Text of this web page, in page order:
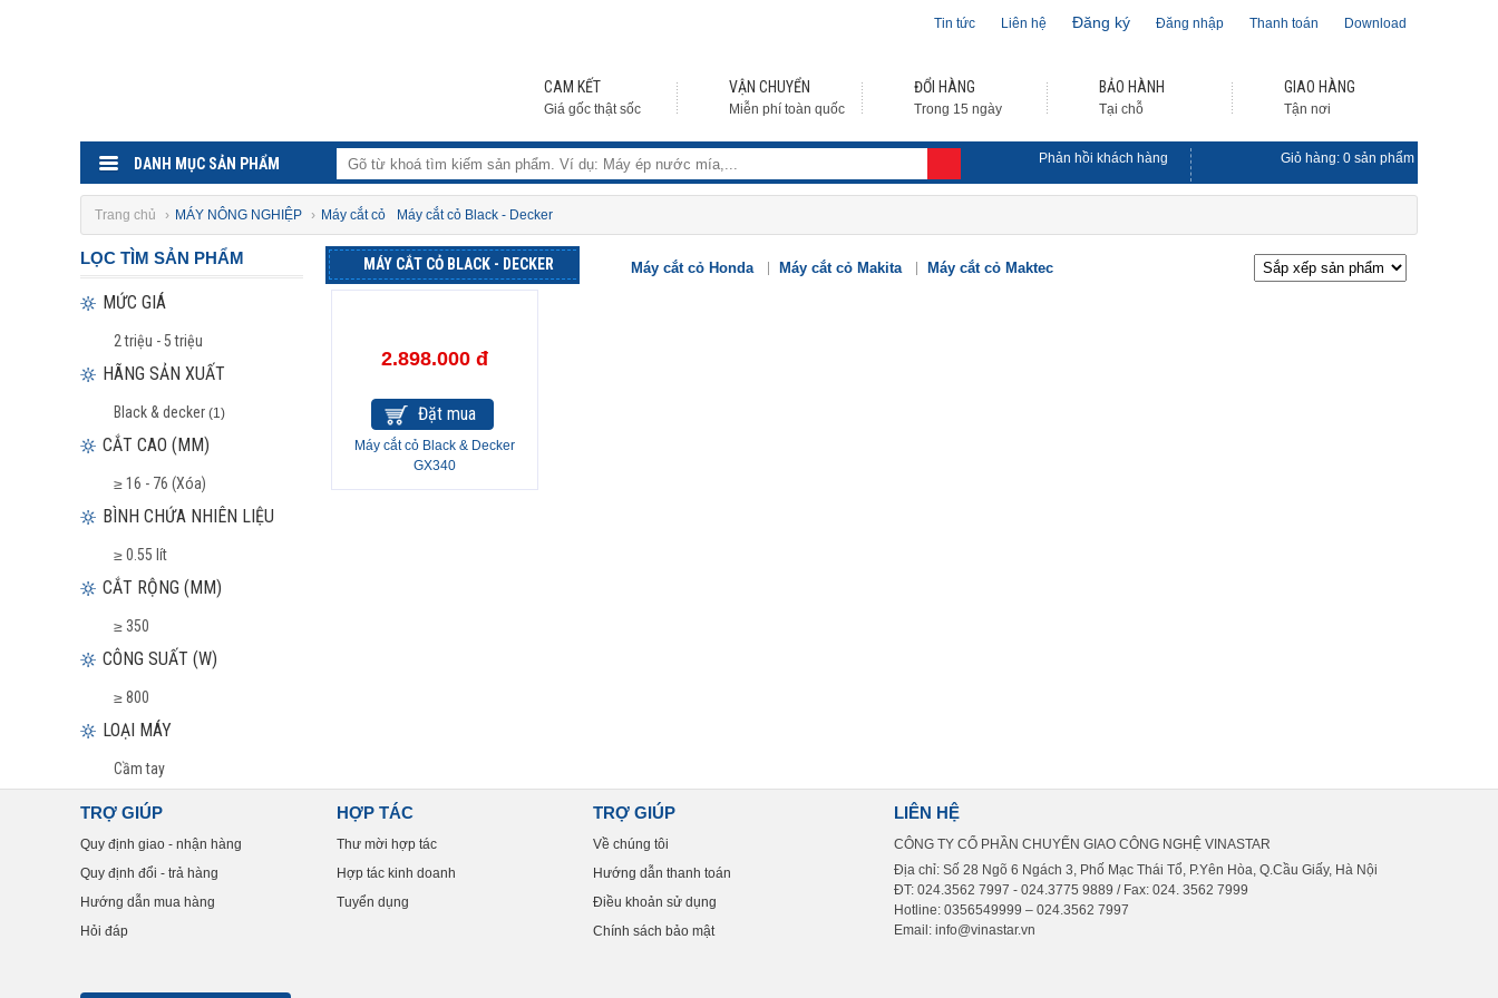
Tin tức Liên hệ Đăng ký Đăng nhập Thanh toán Download
CAM KẾT
Giá gốc thật sốc
VẬN CHUYỂN
Miễn phí toàn quốc
ĐỔI HÀNG
Trong 15 ngày
BẢO HÀNH
Tại chỗ
GIAO HÀNG
Tận nơi
DANH MỤC SẢN PHẨM Phản hồi khách hàng Giỏ hàng: 0 sản phẩm
Trang chủ › MÁY NÔNG NGHIỆP › Máy cắt cỏ Máy cắt cỏ Black - Decker
LỌC TÌM SẢN PHẨM
MỨC GIÁ
2 triệu - 5 triệu
HÃNG SẢN XUẤT
Black & decker (1)
CẮT CAO (MM)
≥ 16 - 76 (Xóa)
BÌNH CHỨA NHIÊN LIỆU
≥ 0.55 lít
CẮT RỘNG (MM)
≥ 350
CÔNG SUẤT (W)
≥ 800
LOẠI MÁY
Cầm tay
MÁY CẮT CỎ BLACK - DECKER Máy cắt cỏ Honda Máy cắt cỏ Makita Máy cắt cỏ Maktec
2.898.000 đ
Đặt mua
Máy cắt cỏ Black & Decker
GX340
TRỢ GIÚP
Quy định giao - nhận hàng
Quy định đổi - trả hàng
Hướng dẫn mua hàng
Hỏi đáp
HỢP TÁC
Thư mời hợp tác
Hợp tác kinh doanh
Tuyển dụng
TRỢ GIÚP
Về chúng tôi
Hướng dẫn thanh toán
Điều khoản sử dụng
Chính sách bảo mật
LIÊN HỆ
CÔNG TY CỔ PHẦN CHUYỂN GIAO CÔNG NGHỆ VINASTAR
Địa chỉ: Số 28 Ngõ 6 Ngách 3, Phố Mạc Thái Tổ, P.Yên Hòa, Q.Cầu Giấy, Hà Nội
ĐT: 024.3562 7997 - 024.3775 9889 / Fax: 024. 3562 7999
Hotline: 0356549999 – 024.3562 7997
Email: info@vinastar.vn